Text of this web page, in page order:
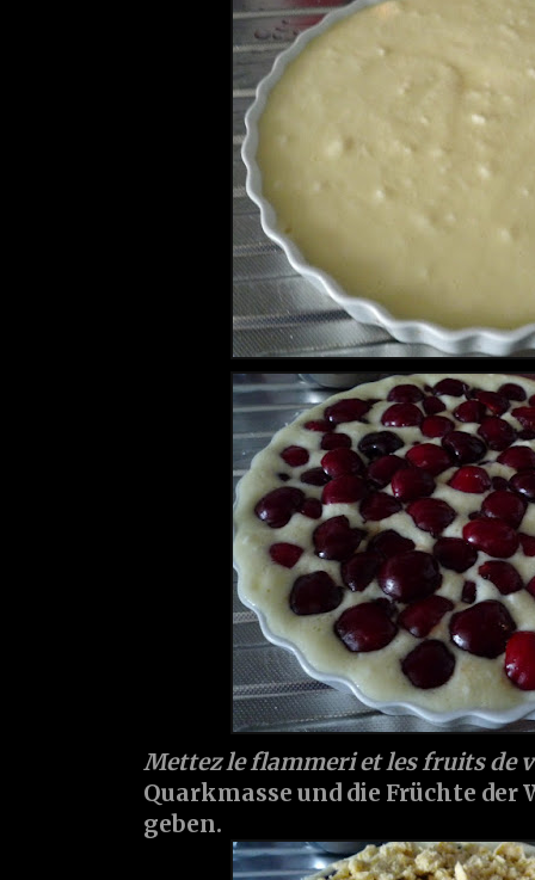
Mettez le flammeri et les fruits de
Quarkmasse und die Früchte der
geben.